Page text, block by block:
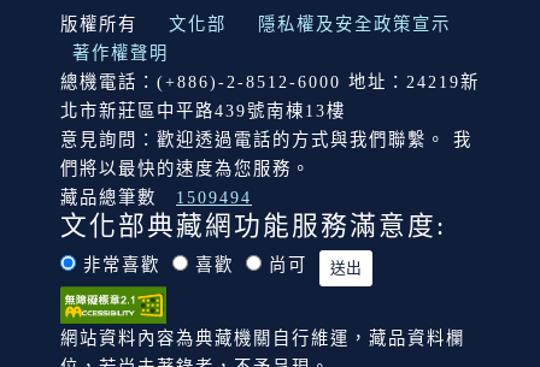
:::
版權所有 文化部
隱私權及安全政策宣示
著作權聲明
總機電話：(+886)-2-8512-6000 地址：24219新
北市新莊區中平路439號南棟13樓
意見詢問：歡迎透過電話的方式與我們聯繫。 我
們將以最快的速度為您服務。
藏品總筆數
1509494
文化部典藏網功能服務滿意度:
非常喜歡 喜歡 尚可
網站資料內容為典藏機關自行維運，藏品資料欄